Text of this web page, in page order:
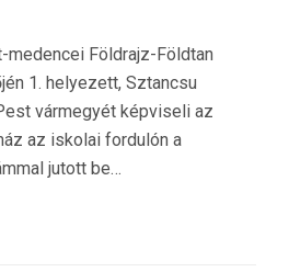
medencei Földrajz-Földtan
1. helyezett, Sztancsu
vármegyét képviseli az
az iskolai fordulón a
jutott be…